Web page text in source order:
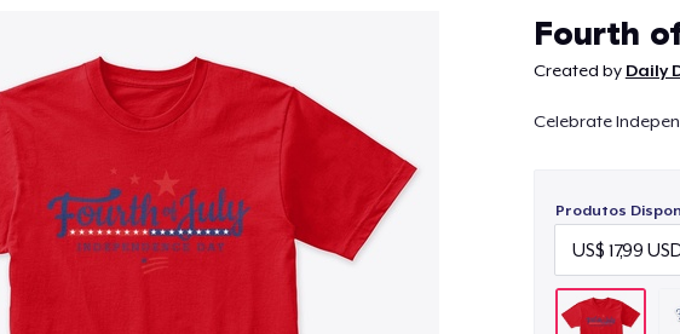
Fourth
Created by Daily
Celebrate
Produtos